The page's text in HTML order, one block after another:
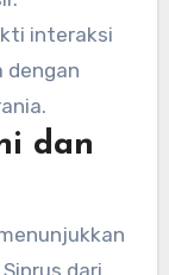
interaksi
dengan
dan